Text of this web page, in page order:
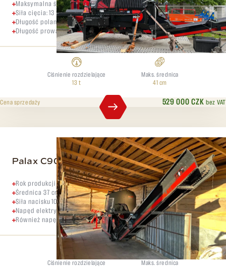
Maksymalna średnica kłody: do 41 cm
Siła cięcia: 13 ton
Długość polan regulowana w zakresie 25–60 cm
Długość prowadnicy łańcucha: 16"
Ciśnienie rozdzielające
13 t
Maks. średnica
41 cm
529 000 CZKbez VAT
Cena sprzedaży
Palax C900.2 PRO+ stół PALAX MEGA
Rok produkcji 2021
Średnica 37 cm
Siła nacisku 10 ton
Napęd elektryczny 15 kW
Również napęd wałem wyjściowym
Ciśnienie rozdzielające
Maks. średnica